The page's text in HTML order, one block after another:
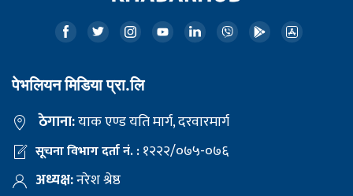
पेभलियन मिडिया प्रा.लि
ठेगाना:याक एण्ड यति मार्ग, दरवारमार्ग
सूचना विभाग दर्ता नं. :१२२२/०७५-०७६
अध्यक्ष:नरेश श्रेष्ठ